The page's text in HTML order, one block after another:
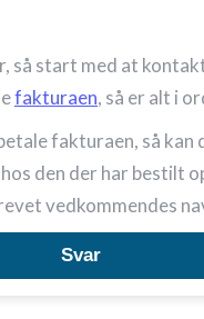
så start med at
fakturaen, så er alt i
fakturaen, så kan
den der har bestilt
vedkommendes
Svar